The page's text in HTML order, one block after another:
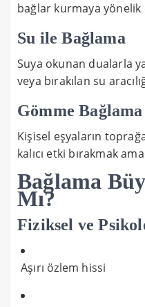
bağlar kurmaya yönelik
Su ile Bağlama
Suya okunan dualarla
veya bırakılan su
Gömme Bağlama
Kişisel eşyaların
kalıcı etki bırakmak
Bağlama
Mı?
Fiziksel ve
Aşırı özlem hissi